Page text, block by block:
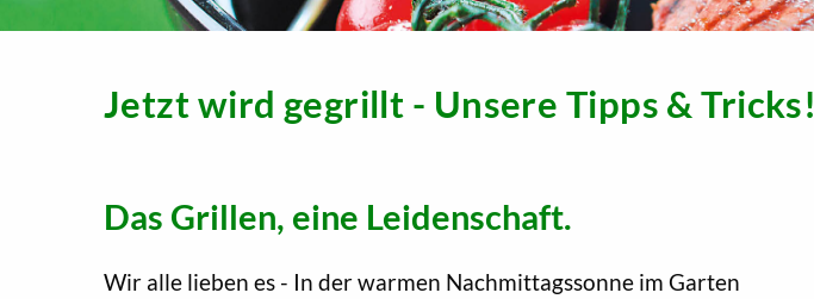
Jetzt wird gegrillt - Unsere Tipps & Tricks!
Das Grillen, eine Leidenschaft.
Wir alle lieben es - In der warmen Nachmittagssonne im Garten